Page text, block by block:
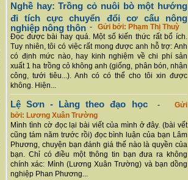
Nghề hay: Trồng cỏ nuôi bò một hướng
đi tích cực chuyển đổi cơ cấu nông
nghiệp nông thôn - Gửi bởi: Phạm Thị Thuỳ
Đọc được bài hay quá. Một số kiến thức rất bổ ích.
Tuy nhiên, tôi có việc rất mong được anh hỗ trợ: Anh
có định mức nào, hay kinh nghiệm về chi phí sản
xuất 1 ha trồng cỏ không anh (giống, phân bón, nhận
công, tưới tiêu...). Anh có có thể cho tôi xin được
không. Hiện...
Lệ Sơn - Làng theo đạo học-Gửi
bởi: Lương Xuân Trường
Mình tình cờ đọc lại bài viết của mình ở đây. (bài vết
cũng tám năm trước rồi) đọc bình luận của bạn Lâm
Phương, chuyện bạn đánh giá thế nào là quyền của
bạn. Chỉ có điều một thông tin bạn đưa ra không
chính xác: Mình (Lương Xuân Trường) và bạn dồng
nghiệp Phan Phương...